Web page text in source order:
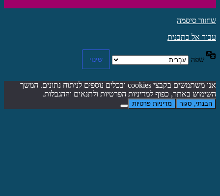
שחזור סיסמה
עבור אל כתבנית
שפה
אנו משתמשים בקבצי cookies ובכלים נוספים לניתוח נתונים. המשך
השימוש באתר, כפוף למדיניות הפרטיות ולתנאים וההגבלות.
הבנתי, סגור מדיניות פרטיות